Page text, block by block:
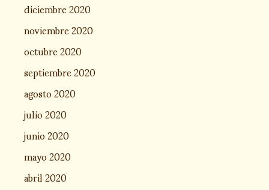
diciembre 2020
noviembre 2020
octubre 2020
septiembre 2020
agosto 2020
julio 2020
junio 2020
mayo 2020
abril 2020